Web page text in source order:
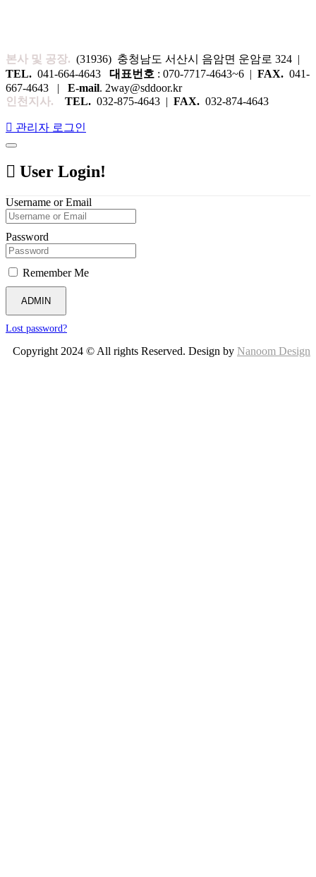
본사 및 공장. (31936) 충청남도 서산시 음암면 운암로 324 |
TEL. 041-664-4643 대표번호 : 070-7717-4643~6 | FAX. 041-
667-4643 | E-mail. 2way@sddoor.kr
인천지사.
TEL. 032-875-4643 | FAX. 032-874-4643
관리자 로그인
User Login!
Username or Email
Password
Remember Me
ADMIN
Lost password?
This site is protected by reCAPTCHA and the Google
Copyright 2024 © All rights Reserved. Design by Nanoom Design